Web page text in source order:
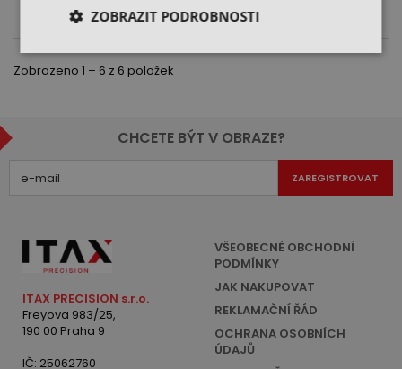
Zobrazeno 1 – 6 z 6 položek
CHCETE BÝT V OBRAZE?
ZAREGISTROVAT
ITAX PRECISION s.r.o.
Freyova 983/25,
190 00 Praha 9
IČ: 25062760
VŠEOBECNÉ OBCHODNÍ
PODMÍNKY
JAK NAKUPOVAT
REKLAMAČNÍ ŘÁD
OCHRANA OSOBNÍCH
ÚDAJŮ
ZOBRAZIT PODROBNOSTI